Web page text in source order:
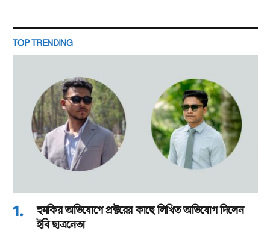
TOP TRENDING
হুমকির অভিযোগে প্রক্টরের কাছে লিখিত অভিযোগ দিলেন
ইবি ছাত্রনেতা